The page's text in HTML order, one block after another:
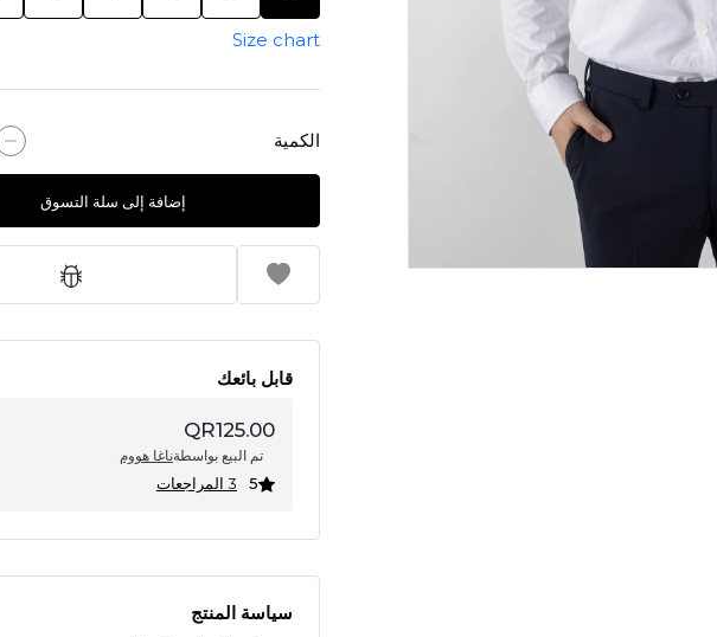
Size chart
الكمية
إضافة إلى سلة التسوق
قابل بائعك
QR125.00
تم البيع بواسطةناغا هووم
5
3 المراجعات
سياسة المنتج